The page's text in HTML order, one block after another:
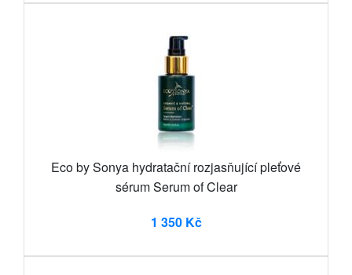
Eco by Sonya hydratační rozjasňující pleťové
sérum Serum of Clear
1 350 Kč